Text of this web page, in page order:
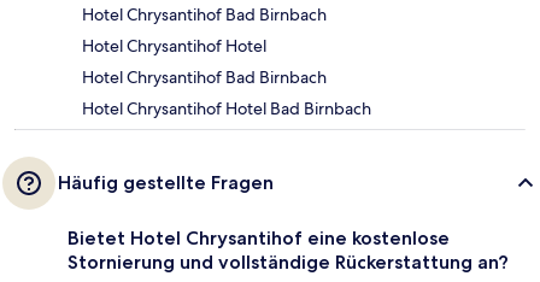
Hotel Chrysantihof Bad Birnbach
Hotel Chrysantihof Hotel
Hotel Chrysantihof Bad Birnbach
Hotel Chrysantihof Hotel Bad Birnbach
Häufig gestellte Fragen
Bietet Hotel Chrysantihof eine kostenlose
Stornierung und vollständige Rückerstattung an?